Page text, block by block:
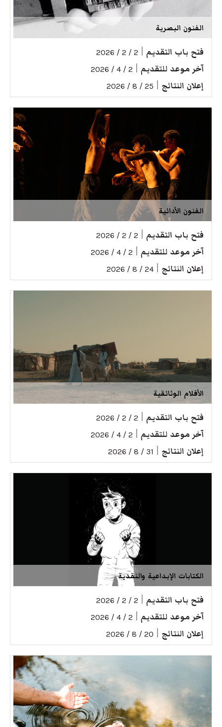
الفنون البصرية
فتح باب التقديم 2 / 2 / 2026
آخر موعد للتقديم 2 / 4 / 2026
إعلان النتائج 25 / 8 / 2026
الفنون الأدائية
فتح باب التقديم 2 / 2 / 2026
آخر موعد للتقديم 2 / 4 / 2026
إعلان النتائج 24 / 8 / 2026
الأفلام الوثائقية
فتح باب التقديم 2 / 2 / 2026
آخر موعد للتقديم 2 / 4 / 2026
إعلان النتائج 31 / 8 / 2026
الكتابات الإبداعية والنقدية
فتح باب التقديم 2 / 2 / 2026
آخر موعد للتقديم 2 / 4 / 2026
إعلان النتائج 20 / 8 / 2026